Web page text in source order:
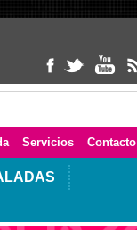
Servicios Contacto